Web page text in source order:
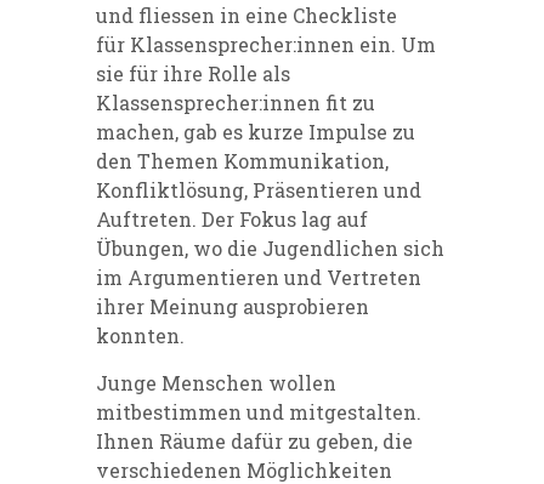
und fliessen in eine Checkliste
für Klassensprecher:innen ein. Um
sie für ihre Rolle als
Klassensprecher:innen fit zu
machen, gab es kurze Impulse zu
den Themen Kommunikation,
Konfliktlösung, Präsentieren und
Auftreten. Der Fokus lag auf
Übungen, wo die Jugendlichen sich
im Argumentieren und Vertreten
ihrer Meinung ausprobieren
konnten.
Junge Menschen wollen
mitbestimmen und mitgestalten.
Ihnen Räume dafür zu geben, die
verschiedenen Möglichkeiten